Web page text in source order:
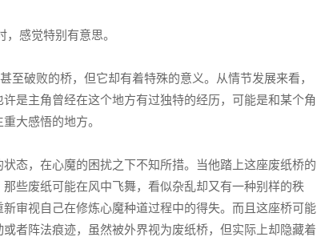
，感觉特别有意思。
至破败的桥，但它却有着特殊的意义。从情节发展来看，
是主角曾经在这个地方有过独特的经历，可能是和某个角
大感悟的地方。
态，在心魔的困扰之下不知所措。当他踏上这座废纸桥的
些废纸可能在风中飞舞，看似杂乱却又有一种别样的秩
审视自己在修炼心魔种道过程中的得失。而且这座桥可能
者阵法痕迹，虽然被外界视为废纸桥，但实际上却隐藏着